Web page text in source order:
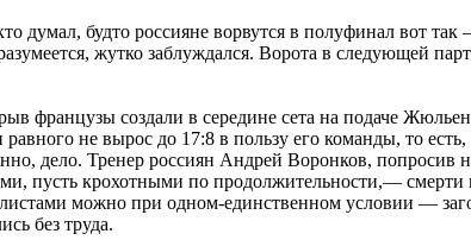
думал, будто россияне ворвутся в полуфинал вот
жутко заблуждался. Ворота в следующей
французы создали в середине сета на подаче
равного не вырос до 17:8 в пользу его команды, то
дело. Тренер россиян Андрей Воронков, попросив
пусть крохотными по продолжительности,—
можно при одном-единственном условии —
без труда.